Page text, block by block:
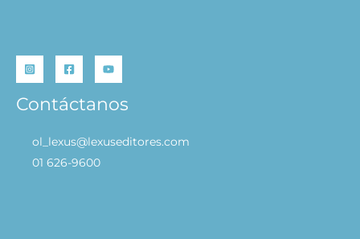
Contáctanos
ol_lexus@lexuseditores.com
01 626-9600